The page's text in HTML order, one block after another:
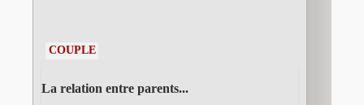
COUPLE
La relation entre parents...